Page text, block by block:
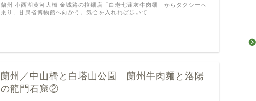
蘭州 小西湖黄河大橋 金城路の拉麺店「白老七蓬灰牛肉麺」からタクシーへ
乗り、甘粛省博物館へ向かう。気合を入れれば歩いて …
蘭州／中山橋と白塔山公園 蘭州牛肉麺と洛陽
の龍門石窟②